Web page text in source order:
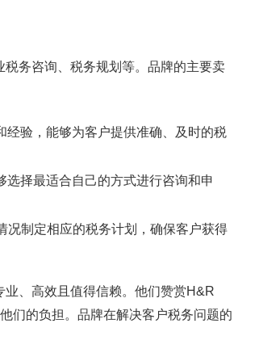
税务咨询、税务规划等。品牌的主要卖
经验，能够为客户提供准确、及时的税
选择最适合自己的方式进行咨询和申
况制定相应的税务计划，确保客户获得
、高效且值得信赖。他们赞赏H&R
们的负担。品牌在解决客户税务问题的